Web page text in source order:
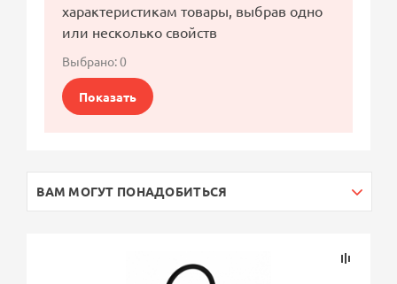
характеристикам товары, выбрав одно
или несколько свойств
Выбрано:0
Показать
ВАМ МОГУТ ПОНАДОБИТЬСЯ